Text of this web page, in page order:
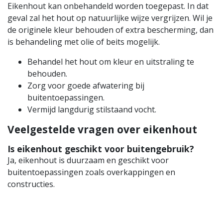
Eikenhout kan onbehandeld worden toegepast. In dat
geval zal het hout op natuurlijke wijze vergrijzen. Wil je
de originele kleur behouden of extra bescherming, dan
is behandeling met olie of beits mogelijk.
Behandel het hout om kleur en uitstraling te
behouden.
Zorg voor goede afwatering bij
buitentoepassingen.
Vermijd langdurig stilstaand vocht.
Veelgestelde vragen over eikenhout
Is eikenhout geschikt voor buitengebruik?
Ja, eikenhout is duurzaam en geschikt voor
buitentoepassingen zoals overkappingen en
constructies.